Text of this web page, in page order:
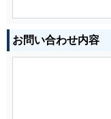
お問い合わせ内容